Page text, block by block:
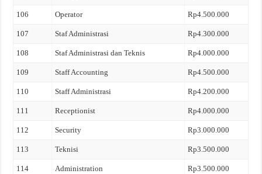
106 Operator Rp4.500.000
107 Staf Administrasi Rp4.300.000
108 Staf Administrasi dan Teknis Rp4.000.000
109 Staff Accounting Rp4.500.000
110 Staff Administrasi Rp4.200.000
111 Receptionist Rp4.000.000
112 Security Rp3.000.000
113 Teknisi Rp3.500.000
114 Administration Rp3.500.000